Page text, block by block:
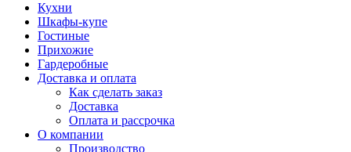
Кухни
Шкафы-купе
Гостиные
Прихожие
Гардеробные
Доставка и оплата
Как сделать заказ
Доставка
Оплата и рассрочка
О компании
Производство